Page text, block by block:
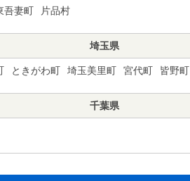
吾妻町 片品村
埼玉県
ときがわ町 埼玉美里町 宮代町 皆野町
千葉県